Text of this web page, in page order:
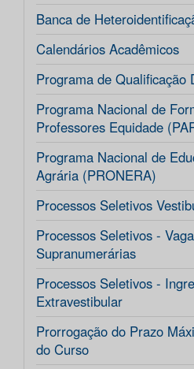
Banca de
Calendários Acadêmicos
Programa de Qualificação
Programa Nacional de
Professores Equidade
Programa Nacional de
Agrária (PRONERA)
Processos Seletivos
Processos Seletivos -
Supranumerárias
Processos Seletivos -
Extravestibular
Prorrogação do Prazo
do Curso